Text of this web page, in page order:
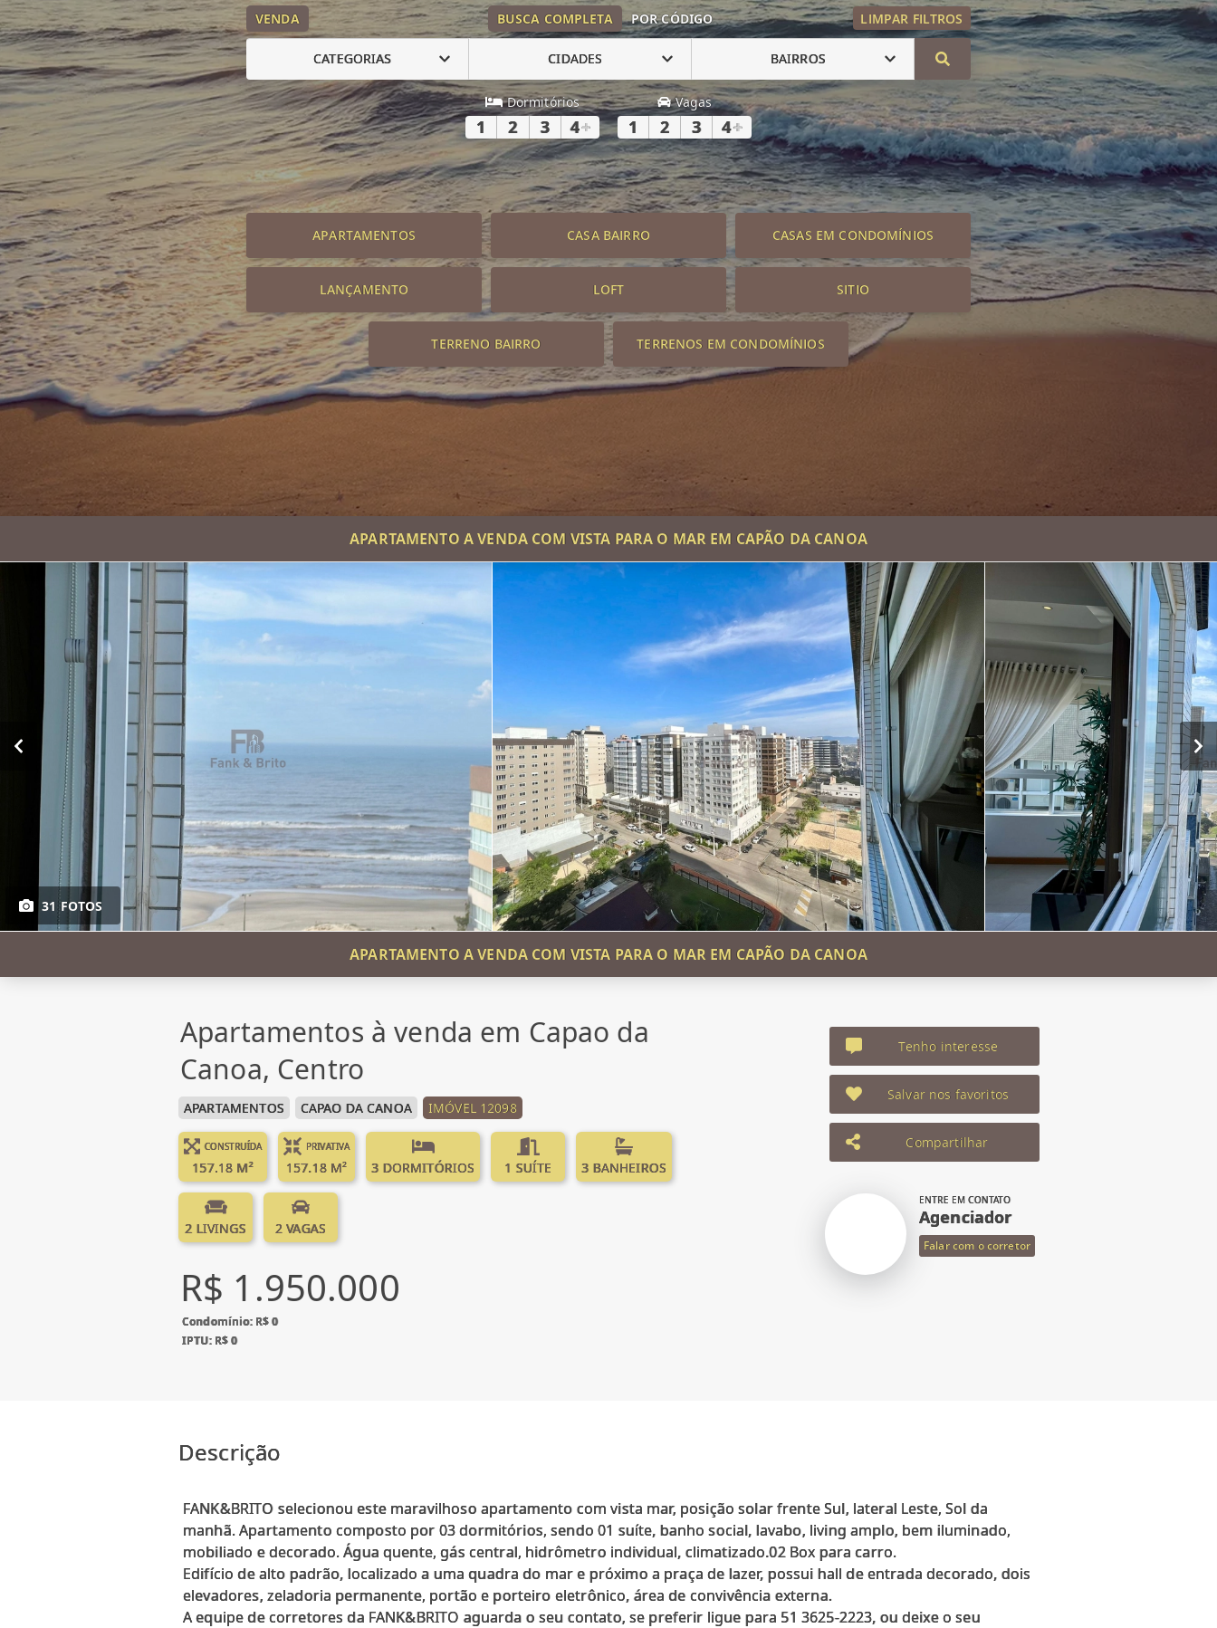
VENDA BUSCA COMPLETA POR CÓDIGO LIMPAR FILTROS
CATEGORIAS CIDADES BAIRROS
Dormitórios
1 2 3 4+
Vagas
1 2 3 4+
APARTAMENTOS CASA BAIRRO CASAS EM CONDOMÍNIOS
LANÇAMENTO LOFT SITIO
TERRENO BAIRRO TERRENOS EM CONDOMÍNIOS
APARTAMENTO A VENDA COM VISTA PARA O MAR EM CAPÃO DA CANOA
31 FOTOS
APARTAMENTO A VENDA COM VISTA PARA O MAR EM CAPÃO DA CANOA
Apartamentos à venda em Capao da
Canoa, Centro
APARTAMENTOS CAPAO DA CANOA IMÓVEL 12098
CONSTRUÍDA
157.18 M²
PRIVATIVA
157.18 M² 3 DORMITÓRIOS 1 SUÍTE 3 BANHEIROS
2 LIVINGS 2 VAGAS
R$ 1.950.000
Condomínio: R$ 0
IPTU: R$ 0
Tenho interesse
Salvar nos favoritos
Compartilhar
ENTRE EM CONTATO
Agenciador
Falar com o corretor
Descrição
FANK&BRITO selecionou este maravilhoso apartamento com vista mar, posição solar frente Sul, lateral Leste, Sol da
manhã. Apartamento composto por 03 dormitórios, sendo 01 suíte, banho social, lavabo, living amplo, bem iluminado,
mobiliado e decorado. Água quente, gás central, hidrômetro individual, climatizado.02 Box para carro.
Edifício de alto padrão, localizado a uma quadra do mar e próximo a praça de lazer, possui hall de entrada decorado, dois
elevadores, zeladoria permanente, portão e porteiro eletrônico, área de convivência externa.
A equipe de corretores da FANK&BRITO aguarda o seu contato, se preferir ligue para 51 3625-2223, ou deixe o seu